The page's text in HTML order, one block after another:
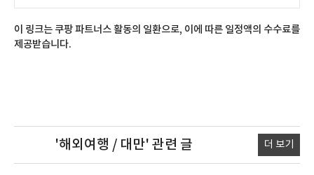
이 링크는 쿠팡 파트너스 활동의 일환으로, 이에 따른 일정액의 수수료를
제공받습니다.
'해외여행 / 대만' 관련 글 더 보기